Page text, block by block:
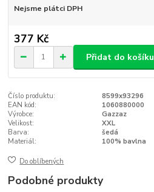
Nejsme plátci DPH
377 Kč
Přidat do košíku
Číslo produktu:
8599x93296
EAN kód:
1060880000
Výrobce:
Gazzaz
Velikost:
XXL
Barva:
šedá
Materiál:
100% bavlna
Do oblíbených
Podobné produkty